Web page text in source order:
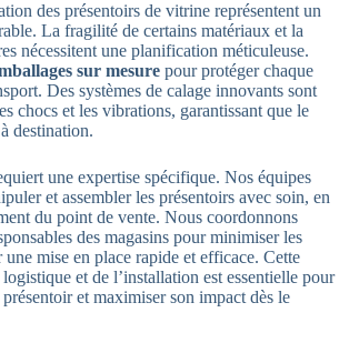
des présentoirs de vitrine représentent un
La fragilité de certains matériaux et la
nécessitent une planification méticuleuse.
sur mesure pour protéger chaque
Des systèmes de calage innovants sont
chocs et les vibrations, garantissant que le
destination.
une expertise spécifique. Nos équipes
et assembler les présentoirs avec soin, en
du point de vente. Nous coordonnons
des magasins pour minimiser les
une mise en place rapide et efficace. Cette
et de l’installation est essentielle pour
et maximiser son impact dès le